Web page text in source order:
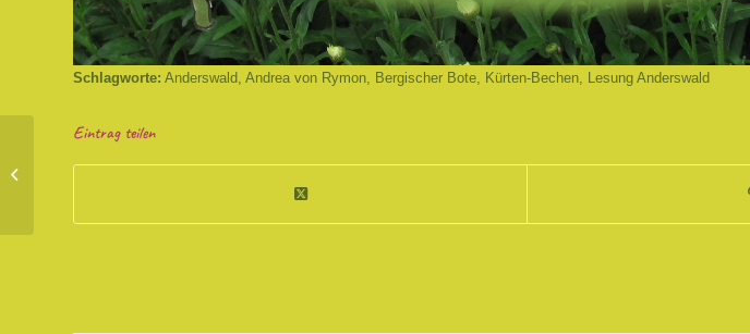
Schlagworte: Anderswald, Andrea von Rymon, Bergischer Bote, Kürten-Bechen, Lesung Anderswald
Eintrag teilen